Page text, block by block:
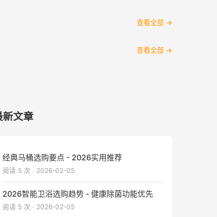
查看全部 →
查看全部 →
新文章
经典马桶选购要点 - 2026实用推荐
阅读 5 次 · 2026-02-05
2026智能卫浴选购趋势 - 健康除菌功能优先
阅读 5 次 · 2026-02-05